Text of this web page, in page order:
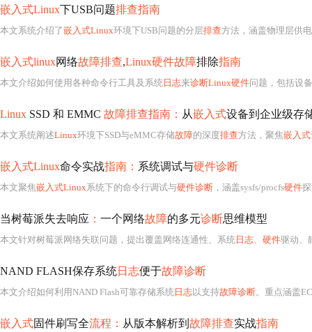
嵌入式Linux下USB问题排查指南
本文系统介绍了嵌入式Linux环境下USB问题的分层排查方法，涵盖物理层供
嵌入式linux网络故障排查,Linux硬件故障排除指南
本文介绍如何使用各种命令行工具及系统 日志来诊断Linux硬件问题，包括设备、
Linux SSD 和 EMMC 故障排查指南： 从嵌入式设备到企业级存
本文系统阐述Linux环境下SSD与eMMC存储故障的深度排查方法，聚焦嵌入式
嵌入式Linux命令实战指南： 系统调试与硬件诊断
本文聚焦嵌入式Linux系统下的命令行调试与硬件诊断 ，涵盖sysfs/procfs硬件探
当树莓派失去响应 ： 一个网络故障的多元诊断思维模型
本文针对树莓派网络失联问题，提出覆盖网络连通性、系统 日志、 硬件驱动、静
NAND FLASH保存系统日志便于故障诊断
本文介绍如何利用NAND Flash可靠存储系统 日志以支持故障诊断。重点涵盖ECC校验、坏块管理、
嵌入式固件刷写全流程： 从版本解析到 故障排查实战指南